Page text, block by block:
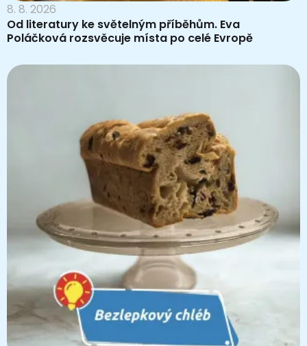
8. 8. 2026
Od literatury ke světelným příběhům. Eva
Poláčková rozsvěcuje místa po celé Evropě